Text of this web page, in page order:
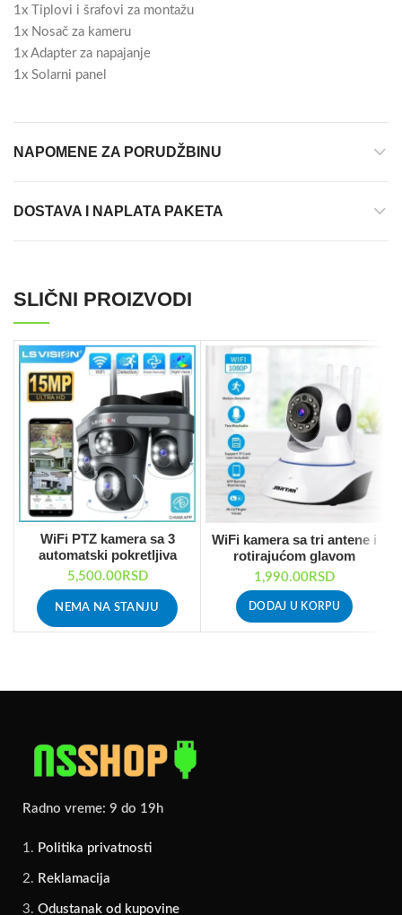
1x Tiplovi i šrafovi za montažu
1x Nosač za kameru
1x Adapter za napajanje
1x Solarni panel
NAPOMENE ZA PORUDŽBINU
DOSTAVA I NAPLATA PAKETA
SLIČNI PROIZVODI
WiFi PTZ kamera sa 3
automatski pokretljiva
sočiva
5,500.00RSD
NEMA NA STANJU
WiFi kamera sa tri antene i
rotirajućom glavom
1,990.00 RSD
DODAJ U KORPU
Radno vreme: 9 do 19h
Politika privatnosti
Reklamacija
Odustanak od kupovine